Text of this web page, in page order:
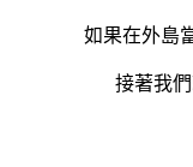
如果在外島
接著我